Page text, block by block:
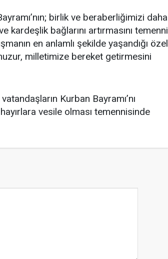
birlik ve beraberliğimizi daha
bağlarını artırmasını temenni
en anlamlı şekilde yaşandığı özel
milletimize bereket getirmesini
Kurban Bayramı’nı
vesile olması temennisinde